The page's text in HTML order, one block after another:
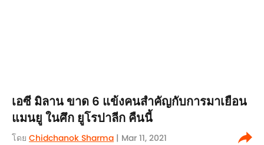
เอซี มิลาน ขาด 6 แข้งคนสำคัญกับการมาเยือน
แมนยู ในศึก ยูโรปาลีก คืนนี้
โดย Chidchanok Sharma | Mar 11, 2021